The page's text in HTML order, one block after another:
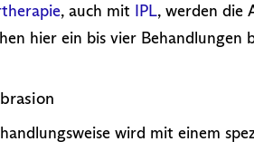
, auch mit IPL, werden die
hier ein bis vier Behandlungen
wird mit einem